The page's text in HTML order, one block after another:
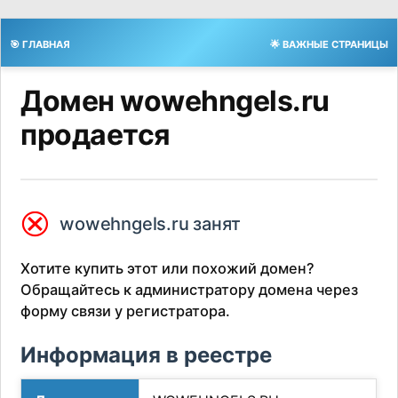
🎯 ГЛАВНАЯ 🌟 ВАЖНЫЕ СТРАНИЦЫ
Домен wowehngels.ru
продается
⮿ wowehngels.ru занят
Хотите купить этот или похожий домен?
Обращайтесь к администратору домена через
форму связи у регистратора.
Информация в реестре